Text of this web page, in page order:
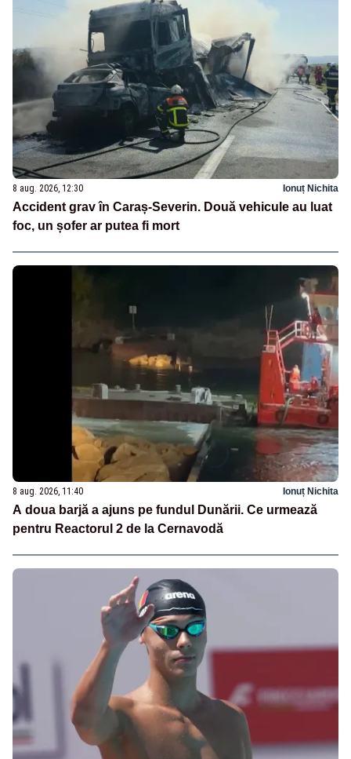
8 aug. 2026, 12:30 Ionuț Nichita
Accident grav în Caraș-Severin. Două vehicule au luat
foc, un șofer ar putea fi mort
8 aug. 2026, 11:40 Ionuț Nichita
A doua barjă a ajuns pe fundul Dunării. Ce urmează
pentru Reactorul 2 de la Cernavodă